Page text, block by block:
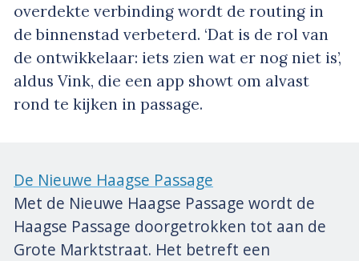
overdekte verbinding wordt de routing in
de binnenstad verbeterd. ‘Dat is de rol van
de ontwikkelaar: iets zien wat er nog niet is’,
aldus Vink, die een app showt om alvast
rond te kijken in passage.
De Nieuwe Haagse Passage
Met de Nieuwe Haagse Passage wordt de
Haagse Passage doorgetrokken tot aan de
Grote Marktstraat. Het betreft een